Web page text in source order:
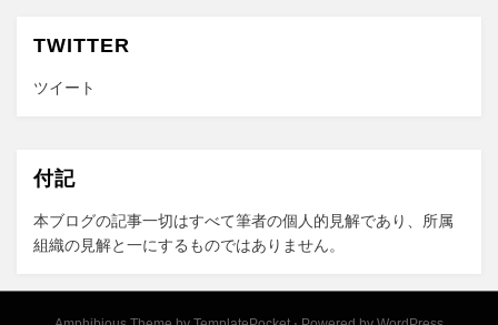
ブ
TWITTER
ツイート
付記
本ブログの記事一切はすべて筆者の個人的見解であり、所属
組織の見解と一にするものではありません。